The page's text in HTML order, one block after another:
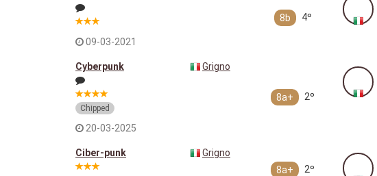
09-03-2021
8b 4º
Cyberpunk
Chipped
20-03-2025
Grigno
8a+ 2º
Ciber-punk
Grigno
8a+
2º